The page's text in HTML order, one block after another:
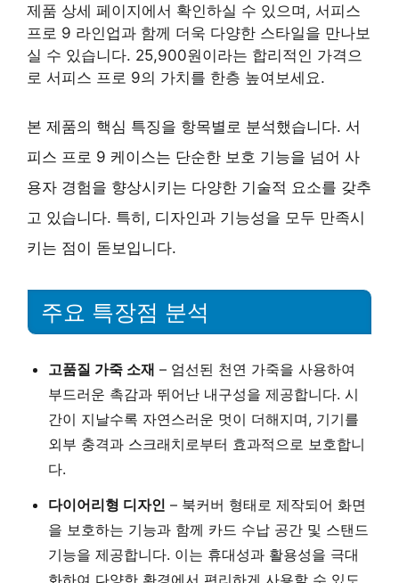
제품 상세 페이지에서 확인하실 수 있으며, 서피스
프로 9 라인업과 함께 더욱 다양한 스타일을 만나보
실 수 있습니다. 25,900원이라는 합리적인 가격으
로 서피스 프로 9의 가치를 한층 높여보세요.
본 제품의 핵심 특징을 항목별로 분석했습니다. 서
피스 프로 9 케이스는 단순한 보호 기능을 넘어 사
용자 경험을 향상시키는 다양한 기술적 요소를 갖추
고 있습니다. 특히, 디자인과 기능성을 모두 만족시
키는 점이 돋보입니다.
주요 특장점 분석
고품질 가죽 소재 – 엄선된 천연 가죽을 사용하여
부드러운 촉감과 뛰어난 내구성을 제공합니다. 시
간이 지날수록 자연스러운 멋이 더해지며, 기기를
외부 충격과 스크래치로부터 효과적으로 보호합니
다.
다이어리형 디자인 – 북커버 형태로 제작되어 화면
을 보호하는 기능과 함께 카드 수납 공간 및 스탠드
기능을 제공합니다. 이는 휴대성과 활용성을 극대
화하여 다양한 환경에서 편리하게 사용할 수 있도